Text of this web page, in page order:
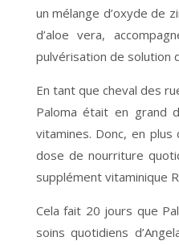
un mélange d’oxyde de
d’aloe vera,
pulvérisation de solution
En tant que cheval des
Paloma était en grand
vitamines. Donc, en
dose de nourriture
supplément vitaminique
Cela fait 20 jours que
soins quotidiens